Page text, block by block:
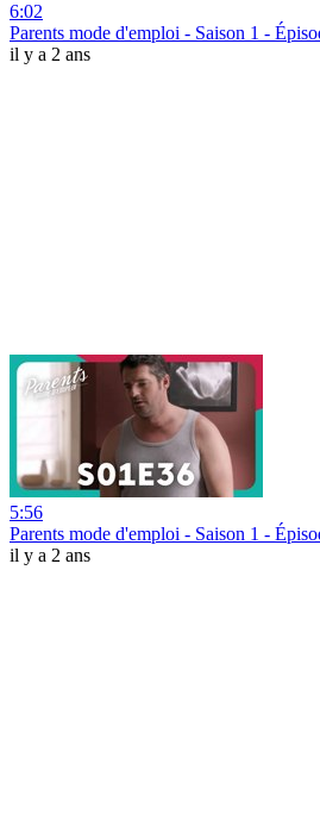
6:02
Parents mode d'emploi - Saison 1 -
il y a 2 ans
5:56
Parents mode d'emploi - Saison 1 -
il y a 2 ans